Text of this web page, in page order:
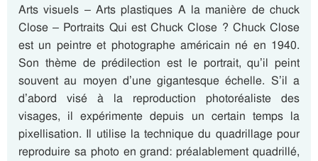
Arts visuels – Arts plastiques A la manière de chuck
Close – Portraits Qui est Chuck Close ? Chuck Close
est un peintre et photographe américain né en 1940.
Son thème de prédilection est le portrait, qu’il peint
souvent au moyen d’une gigantesque échelle. S’il a
d’abord visé à la reproduction photoréaliste des
visages, il expérimente depuis un certain temps la
pixellisation. Il utilise la technique du quadrillage pour
reproduire sa photo en grand: préalablement quadrillé,